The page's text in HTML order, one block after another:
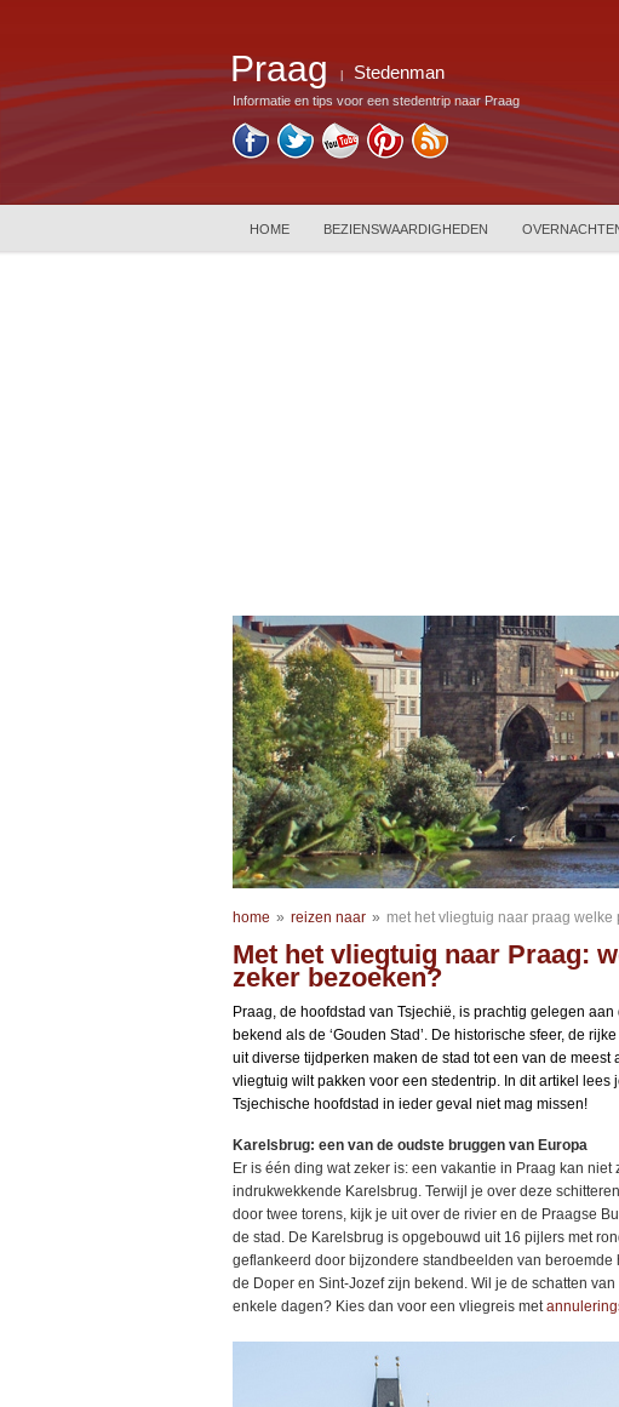
Praag Stedenman
Informatie en tips voor een stedentrip naar Praag
HOME BEZIENSWAARDIGHEDEN
home » reizen naar » met het vliegtuig naar praag
Met het vliegtuig naar Praag:
zeker bezoeken?
Praag, de hoofdstad van Tsjechië, is prachtig gelegen
bekend als de ‘Gouden Stad’. De historische sfeer, de
uit diverse tijdperken maken de stad tot een van de
vliegtuig wilt pakken voor een stedentrip. In dit artikel
Tsjechische hoofdstad in ieder geval niet mag missen!
Karelsbrug: een van de oudste bruggen van Europa
Er is één ding wat zeker is: een vakantie in Praag kan
indrukwekkende Karelsbrug. Terwijl je over deze
door twee torens, kijk je uit over de rivier en de Praagse
de stad. De Karelsbrug is opgebouwd uit 16 pijlers met
geflankeerd door bijzondere standbeelden van
de Doper en Sint-Jozef zijn bekend. Wil je de schatten
enkele dagen? Kies dan voor een vliegreis met